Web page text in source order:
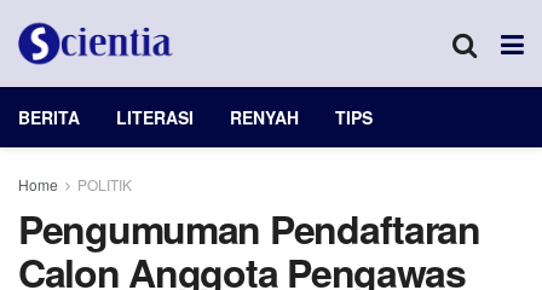
BERITA LITERASI RENYAH TIPS
Home POLITIK
Pengumuman Pendaftaran
Calon Anggota Pengawas